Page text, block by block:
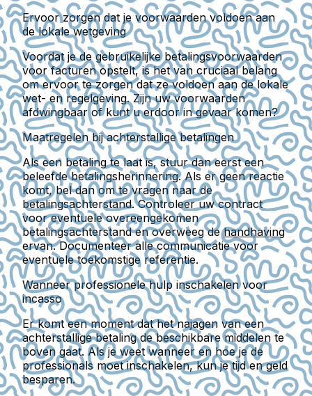
Ervoor zorgen dat je voorwaarden voldoen aan
de lokale wetgeving
Voordat je de gebruikelijke betalingsvoorwaarden
voor facturen opstelt, is het van cruciaal belang
om ervoor te zorgen dat ze voldoen aan de lokale
wet- en regelgeving. Zijn uw voorwaarden
afdwingbaar of kunt u erdoor in gevaar komen?
Maatregelen bij achterstallige betalingen
Als een betaling te laat is, stuur dan eerst een
beleefde betalingsherinnering. Als er geen reactie
komt, bel dan om te vragen naar de
betalingsachterstand. Controleer uw contract
voor eventuele overeengekomen
betalingsachterstand en overweeg dehandhaving
ervan. Documenteer alle communicatie voor
eventuele toekomstige referentie.
Wanneer professionele hulp inschakelen voor
incasso
Er komt een moment dat het najagen van een
achterstallige betaling de beschikbare middelen te
boven gaat. Als je weet wanneer en hoe je de
professionals moet inschakelen, kun je tijd en geld
besparen.